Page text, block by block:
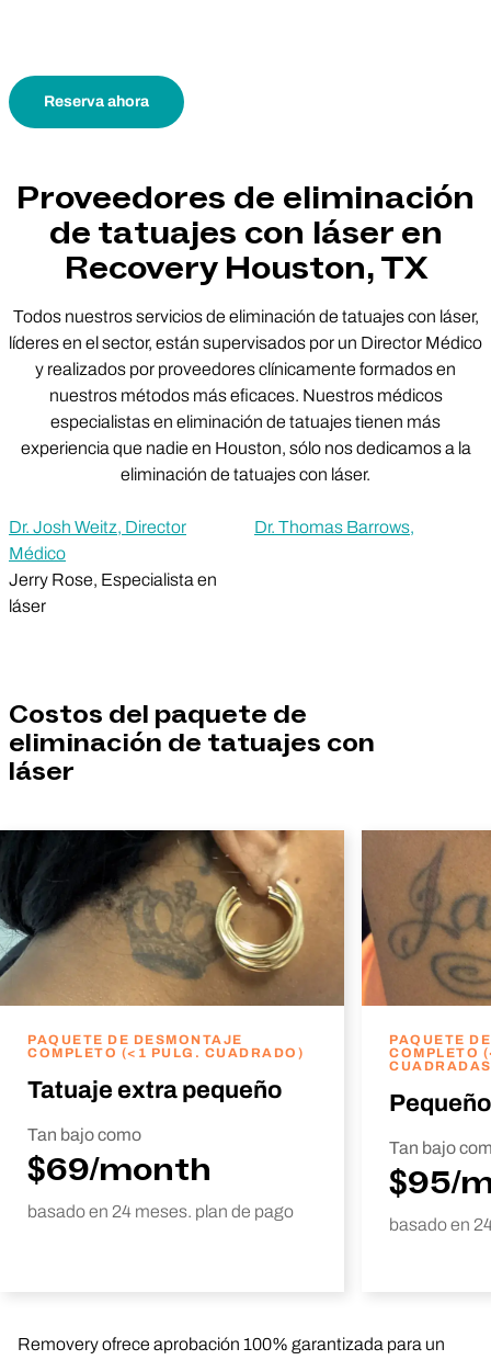
Reserva ahora
Proveedores de eliminación
de tatuajes con láser en
Recovery Houston, TX
Todos nuestros servicios de eliminación de tatuajes con láser,
líderes en el sector, están supervisados por un Director Médico
y realizados por proveedores clínicamente formados en
nuestros métodos más eficaces. Nuestros médicos
especialistas en eliminación de tatuajes tienen más
experiencia que nadie en Houston, sólo nos dedicamos a la
eliminación de tatuajes con láser.
Dr. Josh Weitz, Director
Médico
Dr. Thomas Barrows,
Jerry Rose, Especialista en
láser
Costos del paquete de
eliminación de tatuajes con
láser
PAQUETE DE DESMONTAJE
COMPLETO (<1 PULG. CUADRADO)
Tatuaje extra pequeño
Tan bajo como
$69/month
basado en 24 meses. plan de pago
PAQUETE
COMPLETO
Tan bajo
$95/
basado en
Removery ofrece aprobación 100% garantizada para un